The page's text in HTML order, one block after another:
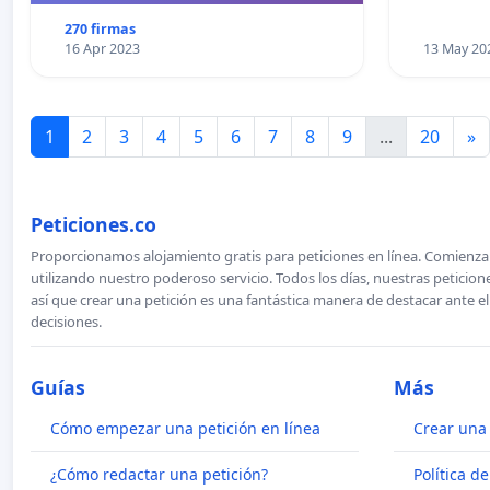
270 firmas
16 Apr 2023
13 May
1 2 3 4 5 6 7 8 9 ... 20 »
Peticiones.co
Proporcionamos alojamiento gratis para peticiones en línea.
utilizando nuestro poderoso servicio. Todos los días, nuestras
así que crear una petición es una fantástica manera de destacar ante
decisiones.
Guías
Cómo empezar una petición en línea
¿Cómo redactar una petición?
Más
Crear
Política